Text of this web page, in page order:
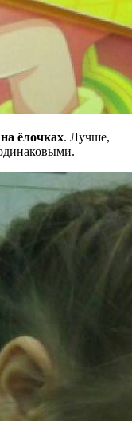
ёлочках. Лучше,